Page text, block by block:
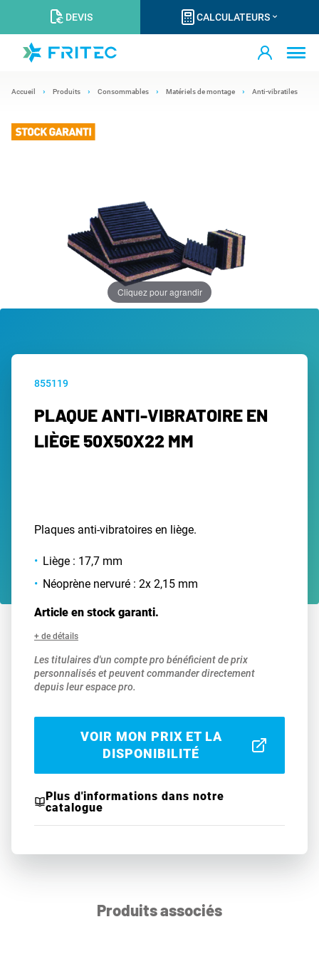
DEVIS CALCULATEURS
Accueil Produits Consommables Matériels de montage Anti-vibratiles
Cliquez pour agrandir
855119
PLAQUE ANTI-VIBRATOIRE EN
LIÈGE 50X50X22 MM
Plaques anti-vibratoires en liège.
Liège : 17,7 mm
Néoprène nervuré : 2x 2,15 mm
Article en stock garanti.
+ de détails
Les titulaires d'un compte pro bénéficient de prix
personnalisés et peuvent commander directement
depuis leur espace pro.
VOIR MON PRIX ET LA
DISPONIBILITÉ
Plus d'informations dans notre
catalogue
Produits associés